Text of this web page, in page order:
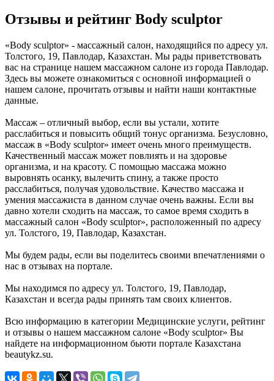
Отзывы и рейтинг Body sculptor
«Body sculptor» - массажный салон, находящийся по адресу ул.
Толстого, 19, Павлодар, Казахстан. Мы рады приветствовать
вас на странице нашем массажном салоне из города Павлодар.
Здесь вы можете ознакомиться с основной информацией о
нашем салоне, прочитать отзывы и найти наши контактные
данные.
Массаж – отличный выбор, если вы устали, хотите
расслабиться и повысить общий тонус организма. Безусловно,
массаж в «Body sculptor» имеет очень много преимуществ.
Качественный массаж может повлиять и на здоровье
организма, и на красоту. С помощью массажа можно
выровнять осанку, вылечить спину, а также просто
расслабиться, получая удовольствие. Качество массажа и
умения массажиста в данном случае очень важны. Если вы
давно хотели сходить на массаж, то самое время сходить в
массажный салон «Body sculptor», расположенный по адресу
ул. Толстого, 19, Павлодар, Казахстан.
Мы будем рады, если вы поделитесь своими впечатлениями о
нас в отзывах на портале.
Мы находимся по адресу ул. Толстого, 19, Павлодар,
Казахстан и всегда рады принять там своих клиентов.
Всю информацию в категории Медицинские услуги, рейтинг
и отзывы о нашем массажном салоне «Body sculptor» Вы
найдете на информационном бьюти портале Казахстана
beautykz.su.